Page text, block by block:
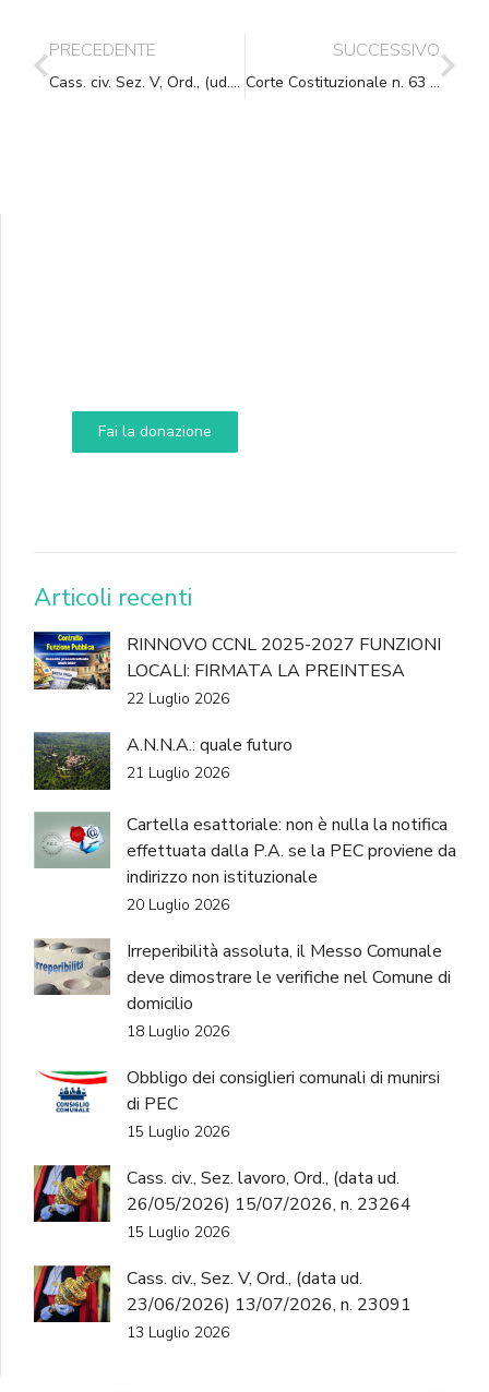
PRECEDENTE
Cass. civ. Sez. V, Ord., (ud. 25-01-2011) 22-02-2011, n. 4315
SUCCESSIVO
Corte Costituzionale n. 63 del 25.02.2011
Fai la donazione
DONA
Articoli recenti
RINNOVO CCNL 2025-2027 FUNZIONI
LOCALI: FIRMATA LA PREINTESA
22 Luglio 2026
A.N.N.A.: quale futuro
21 Luglio 2026
Cartella esattoriale: non è nulla la notifica
effettuata dalla P.A. se la PEC proviene da
indirizzo non istituzionale
20 Luglio 2026
Irreperibilità assoluta, il Messo Comunale
deve dimostrare le verifiche nel Comune di
domicilio
18 Luglio 2026
Obbligo dei consiglieri comunali di munirsi
di PEC
15 Luglio 2026
Cass. civ., Sez. lavoro, Ord., (data ud.
26/05/2026) 15/07/2026, n. 23264
15 Luglio 2026
Cass. civ., Sez. V, Ord., (data ud.
23/06/2026) 13/07/2026, n. 23091
13 Luglio 2026